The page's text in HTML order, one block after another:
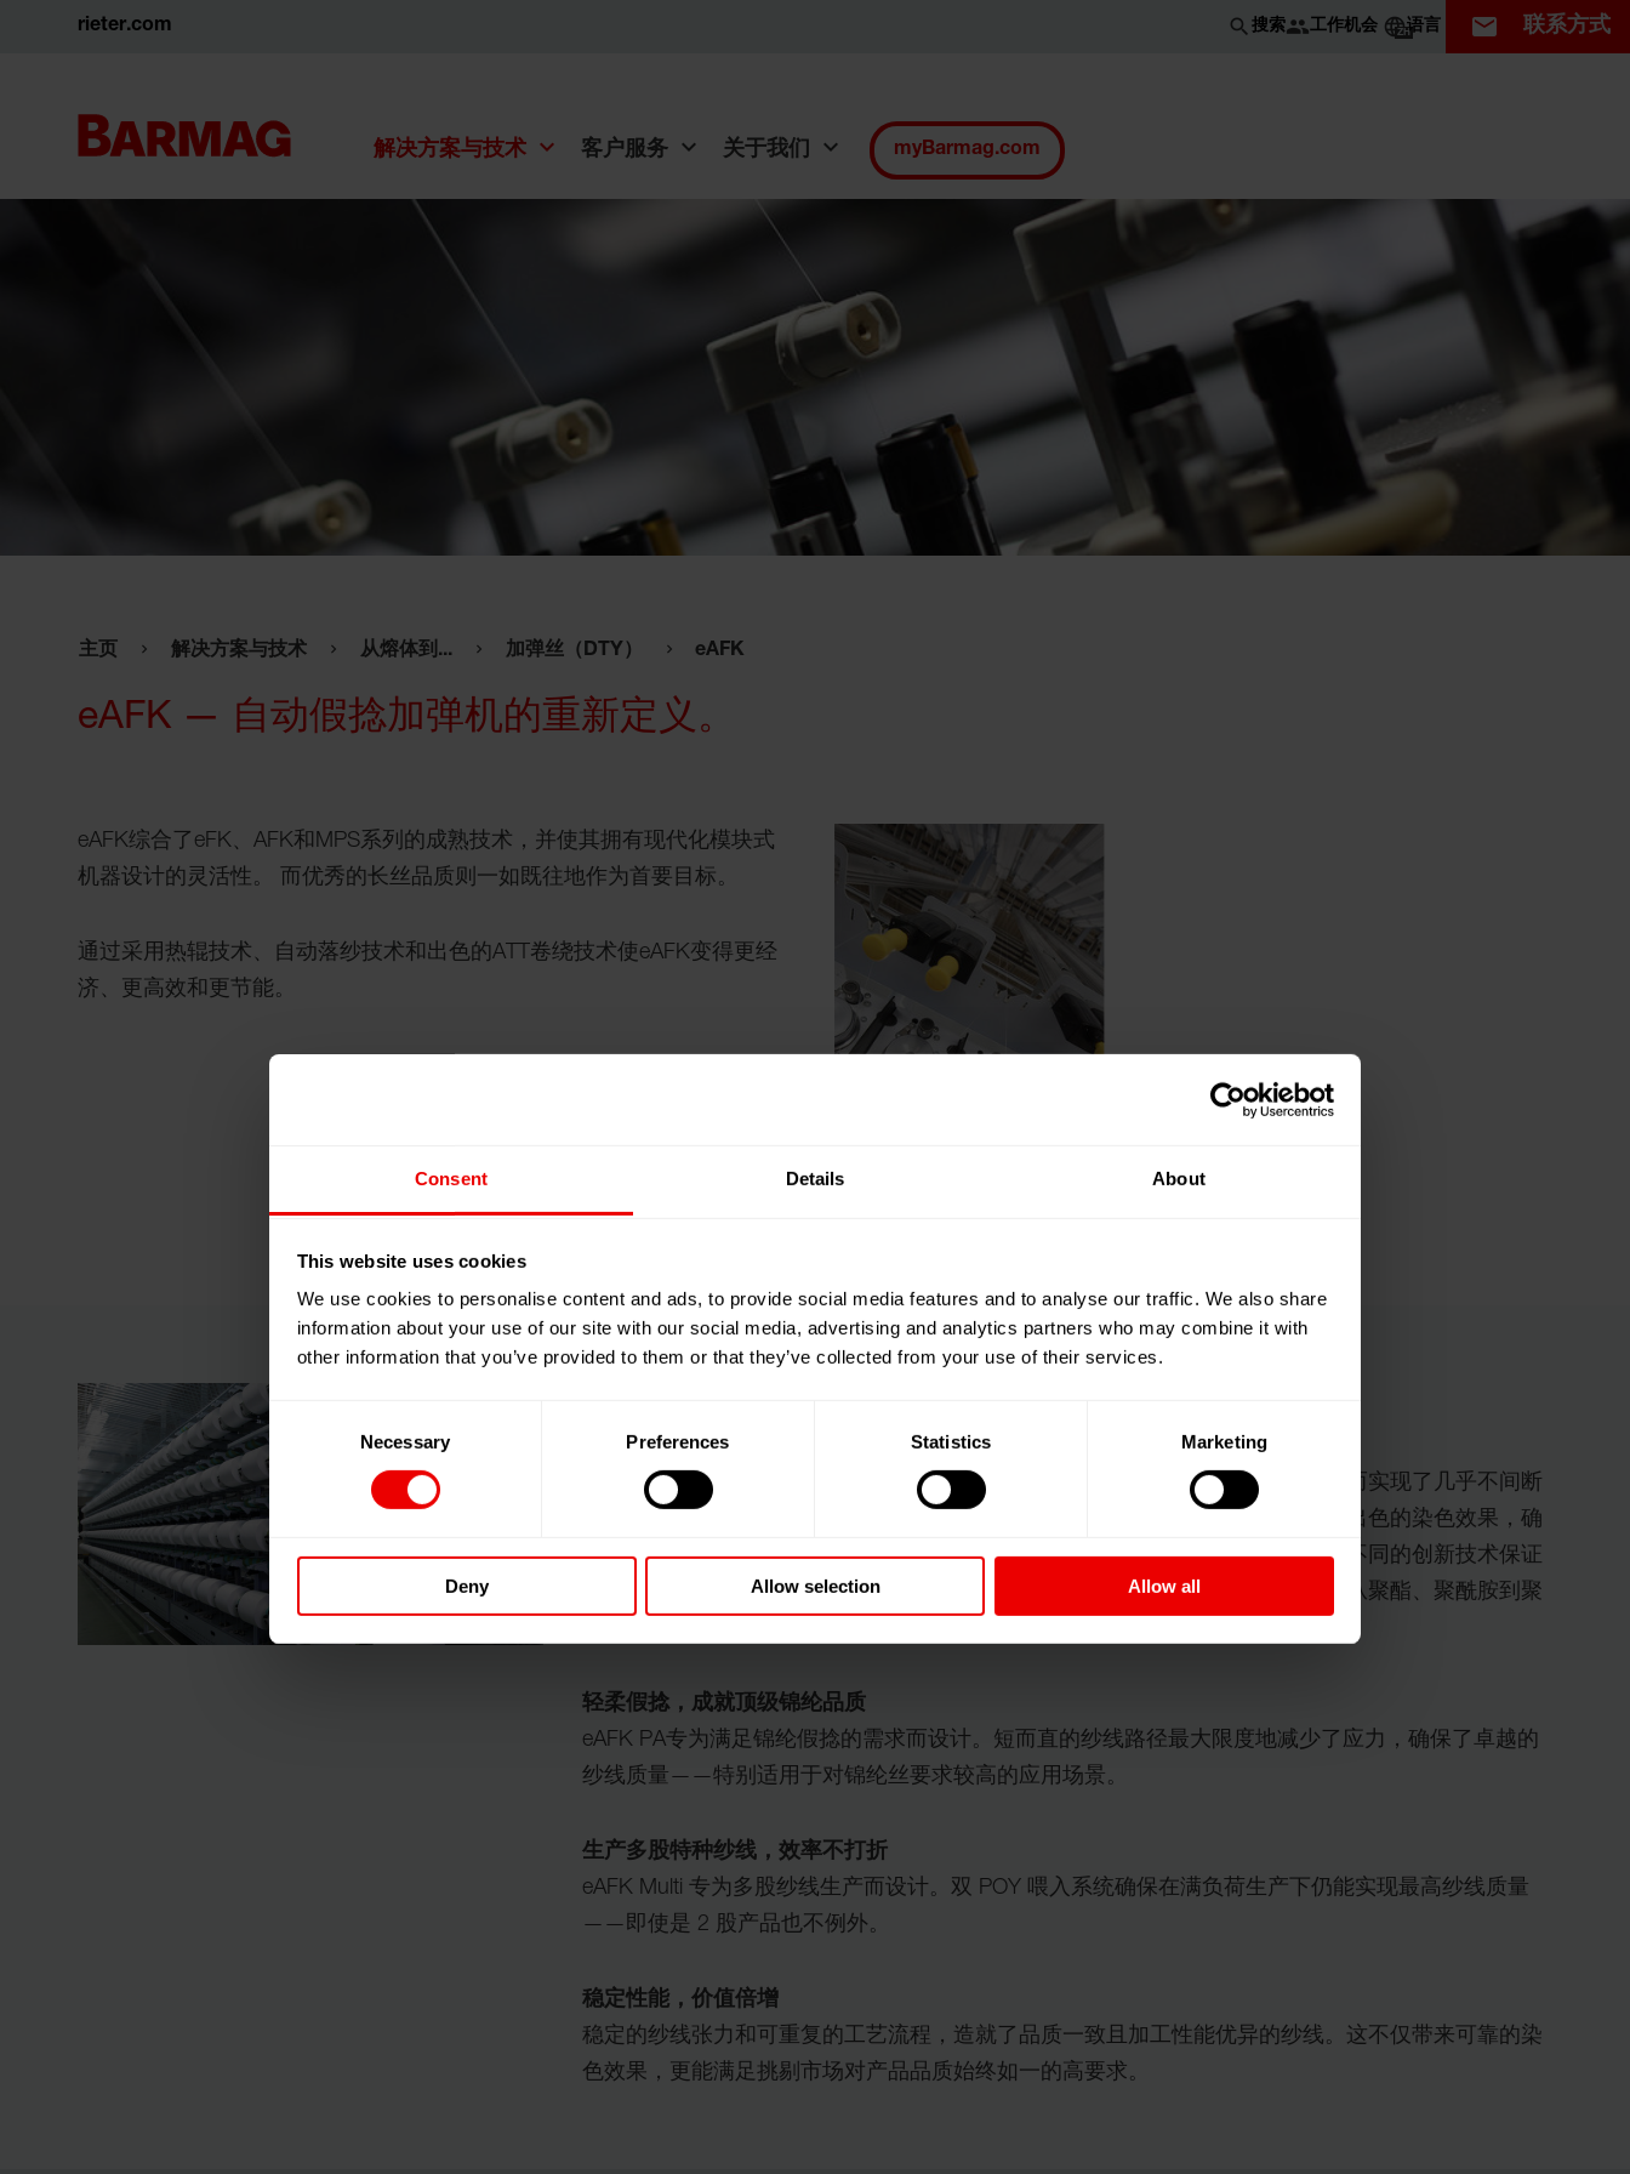
Consent Details About
This website uses cookies
We use cookies to personalise content and ads, to provide social media features and to analyse our traffic. We also share
information about your use of our site with our social media, advertising and analytics partners who may combine it with
other information that you’ve provided to them or that they’ve collected from your use of their services.
Consent
Selection
Necessary Preferences Statistics Marketing
Deny Allow selection Allow all
rieter.com 搜索 工作机会 ZH语言 联系方式
解决方案与技术 客户服务 关于我们 myBarmag.com
主页 解决方案与技术 从熔体到... 加弹丝（DTY） eAFK
eAFK — 自动假捻加弹机的重新定义。
eAFK综合了eFK、AFK和MPS系列的成熟技术，并使其拥有现代化模块式
机器设计的灵活性。 而优秀的长丝品质则一如既往地作为首要目标。
通过采用热辊技术、自动落纱技术和出色的ATT卷绕技术使eAFK变得更经
济、更高效和更节能。
丝饼的停放位置和纸管待机位置设计合理，生头速度极快，且落筒效率极高，从而实现了几乎不间断
的运行——即使在高速运行和长时间连续生产期间也是如此。优异的退绕性能和出色的染色效果，确
保了后续工序（如机织、针织或经编）能够稳定运行，并将废料降至最低。多个不同的创新技术保证
了针对不同的需求都能提供个性化的解决方案。可加工的聚合物范围也非常大，从聚酯、聚酰胺到聚
轻柔假捻，成就顶级锦纶品质
eAFK PA专为满足锦纶假捻的需求而设计。短而直的纱线路径最大限度地减少了应力，确保了卓越的
纱线质量——特别适用于对锦纶丝要求较高的应用场景。
生产多股特种纱线，效率不打折
eAFK Multi 专为多股纱线生产而设计。双 POY 喂入系统确保在满负荷生产下仍能实现最高纱线质量
——即使是 2 股产品也不例外。
稳定性能，价值倍增
稳定的纱线张力和可重复的工艺流程，造就了品质一致且加工性能优异的纱线。这不仅带来可靠的染
色效果，更能满足挑剔市场对产品品质始终如一的高要求。